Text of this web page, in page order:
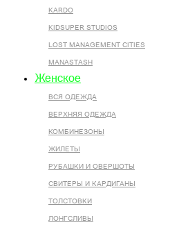
KARDO
KIDSUPER STUDIOS
LOST MANAGEMENT CITIES
MANASTASH
Женское
ВСЯ ОДЕЖДА
ВЕРХНЯЯ ОДЕЖДА
КОМБИНЕЗОНЫ
ЖИЛЕТЫ
РУБАШКИ И ОВЕРШОТЫ
СВИТЕРЫ И КАРДИГАНЫ
ТОЛСТОВКИ
ЛОНГСЛИВЫ